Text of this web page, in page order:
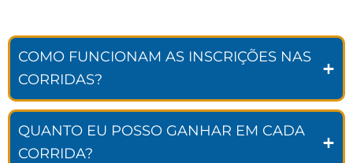
COMO FUNCIONAM AS INSCRIÇÕES NAS
CORRIDAS?
QUANTO EU POSSO GANHAR EM CADA
CORRIDA?